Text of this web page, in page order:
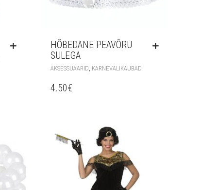
HÕBEDANE PEAVÕRU
SULEGA
AKSESSUAARID KARNEVALIKAUBAD
4.50€